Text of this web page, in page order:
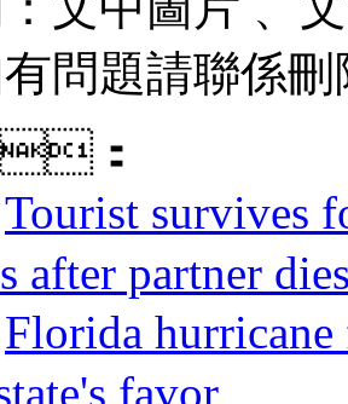
有問題請聯係刪除
：
Tourist survives
after partner
Florida hurricane
favor